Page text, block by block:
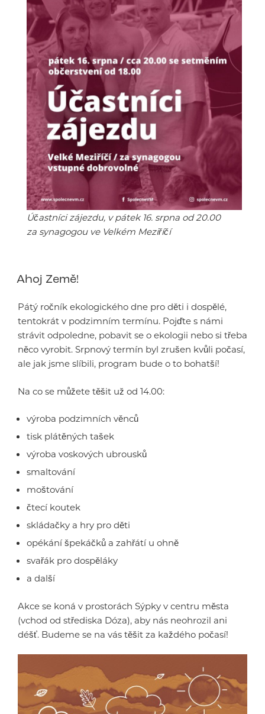
Účastníci zájezdu, v pátek 16. srpna od 20.00
za synagogou ve Velkém Meziříčí
Ahoj Země!
Pátý ročník ekologického dne pro děti i dospělé,
tentokrát v podzimním termínu. Pojďte s námi
strávit odpoledne, pobavit se o ekologii nebo si třeba
něco vyrobit. Srpnový termín byl zrušen kvůli počasí,
ale jak jsme slíbili, program bude o to bohatší!
Na co se můžete těšit už od 14.00:
výroba podzimních věnců
tisk plátěných tašek
výroba voskových ubrousků
smaltování
moštování
čtecí koutek
skládačky a hry pro děti
opékání špekáčků a zahřátí u ohně
svařák pro dospěláky
a další
Akce se koná v prostorách Sýpky v centru města
(vchod od střediska Dóza), aby nás neohrozil ani
déšť. Budeme se na vás těšit za každého počasí!